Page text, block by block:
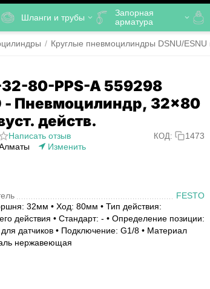
Шланги и трубы
Запорная
арматура
/ Круглые пневмоцилиндры DSNU/
32-80-PPS-A 559298
- Пневмоцилиндр, 32x80
действ.
Написать отзыв КОД:
1473
Изменить
FESTO
32мм • Ход: 80мм • Тип действия:
действия • Стандарт: - • Определение позиции:
датчиков • Подключение: G1/8 • Материал
нержавеющая